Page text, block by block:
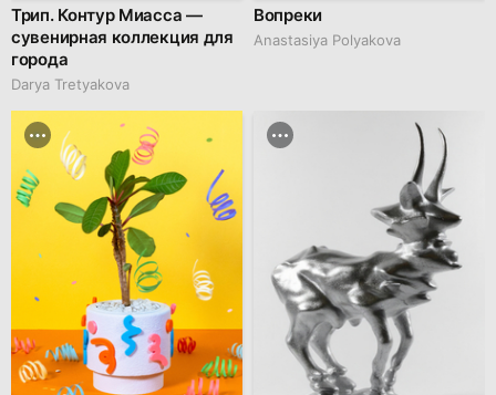
Трип. Контур Миасса —
сувенирная коллекция для
города
Darya Tretyakova
Вопреки
Anastasiya Polyakova